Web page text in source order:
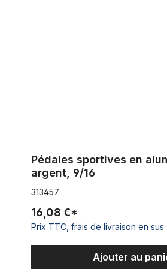
Pédales sportives en
argent, 9/16
313457
16,08 €*
Prix TTC, frais de livraison en sus
Ajouter au